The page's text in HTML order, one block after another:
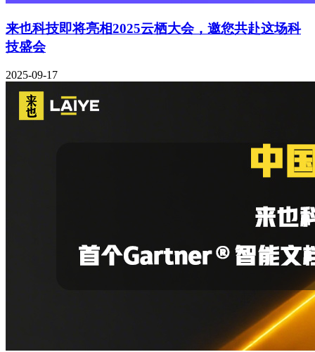
来也科技即将亮相2025云栖大会，邀您共赴这场科
技盛会
2025-09-17